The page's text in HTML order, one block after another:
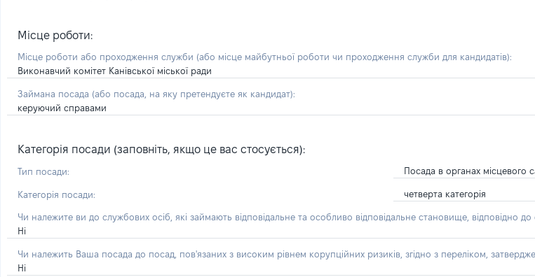
Місце роботи:
Місце роботи або проходження служби (або місце майбутньої роботи чи проходження служби для кандидатів):
Виконавчий комітет Канівської міської ради
Займана посада (або посада, на яку претендуєте як кандидат):
керуючий справами
Категорія посади (заповніть, якщо це вас стосується):
Тип посади: Посада в органах місцевого
Категорія посади: четверта категорія
Чи належите ви до службових осіб, які займають відповідальне та особливо відповідальне становище, відповідно до
Ні
Чи належить Ваша посада до посад, пов'язаних з високим рівнем корупційних ризиків, згідно з переліком,
Ні